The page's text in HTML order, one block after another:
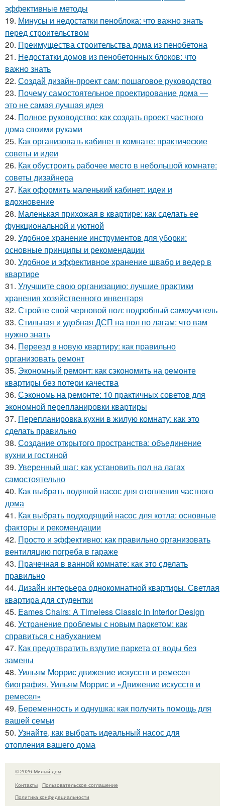
эффективные методы
19. Минусы и недостатки пеноблока: что важно знать
перед строительством
20. Преимущества строительства дома из пенобетона
21. Недостатки домов из пенобетонных блоков: что
важно знать
22. Создай дизайн-проект сам: пошаговое руководство
23. Почему самостоятельное проектирование дома —
это не самая лучшая идея
24. Полное руководство: как создать проект частного
дома своими руками
25. Как организовать кабинет в комнате: практические
советы и идеи
26. Как обустроить рабочее место в небольшой комнате:
советы дизайнера
27. Как оформить маленький кабинет: идеи и
вдохновение
28. Маленькая прихожая в квартире: как сделать ее
функциональной и уютной
29. Удобное хранение инструментов для уборки:
основные принципы и рекомендации
30. Удобное и эффективное хранение швабр и ведер в
квартире
31. Улучшите свою организацию: лучшие практики
хранения хозяйственного инвентаря
32. Стройте свой черновой пол: подробный самоучитель
33. Стильная и удобная ДСП на пол по лагам: что вам
нужно знать
34. Переезд в новую квартиру: как правильно
организовать ремонт
35. Экономный ремонт: как сэкономить на ремонте
квартиры без потери качества
36. Сэкономь на ремонте: 10 практичных советов для
экономной перепланировки квартиры
37. Перепланировка кухни в жилую комнату: как это
сделать правильно
38. Создание открытого пространства: объединение
кухни и гостиной
39. Уверенный шаг: как установить пол на лагах
самостоятельно
40. Как выбрать водяной насос для отопления частного
дома
41. Как выбрать подходящий насос для котла: основные
факторы и рекомендации
42. Просто и эффективно: как правильно организовать
вентиляцию погреба в гараже
43. Прачечная в ванной комнате: как это сделать
правильно
44. Дизайн интерьера однокомнатной квартиры. Светлая
квартира для студентки
45. Eames Chairs: A Timeless Classic in Interior Design
46. Устранение проблемы с новым паркетом: как
справиться с набуханием
47. Как предотвратить вздутие паркета от воды без
замены
48. Уильям Моррис движение искусств и ремесел
биография. Уильям Моррис и «Движение искусств и
ремесел»
49. Беременность и однушка: как получить помощь для
вашей семьи
50. Узнайте, как выбрать идеальный насос для
отопления вашего дома
© 2026 Милый дом
Контакты
Пользовательское соглашение
Политика конфидециальности